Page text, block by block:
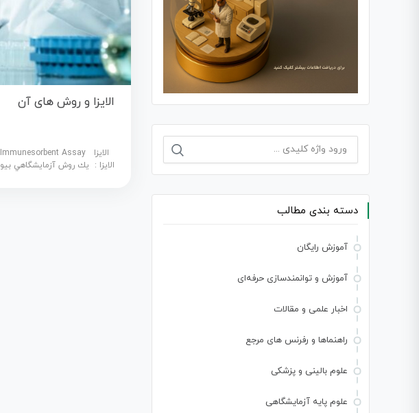
الایزا و روش های آن
الایزا : يك روش آزمايشگاهي
جستجو
برای:
دسته بندی مطالب
آموزش رایگان
آموزش و توانمندسازی حرفه‌ای
اخبار علمی و مقالات
راهنماها و رفرنس های مرجع
علوم بالینی و پزشکی
علوم پایه آزمایشگاهی